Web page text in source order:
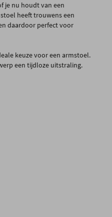
je nu houdt van een
heeft trouwens een
daardoor perfect voor
keuze voor een armstoel.
een tijdloze uitstraling.